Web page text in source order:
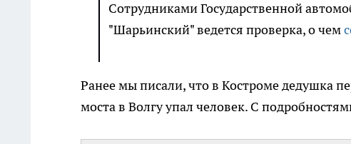
Сотрудниками Государственной
"Шарьинский" ведется проверка, о чем
Ранее мы писали, что в Костроме дедушка
моста в Волгу упал человек. С